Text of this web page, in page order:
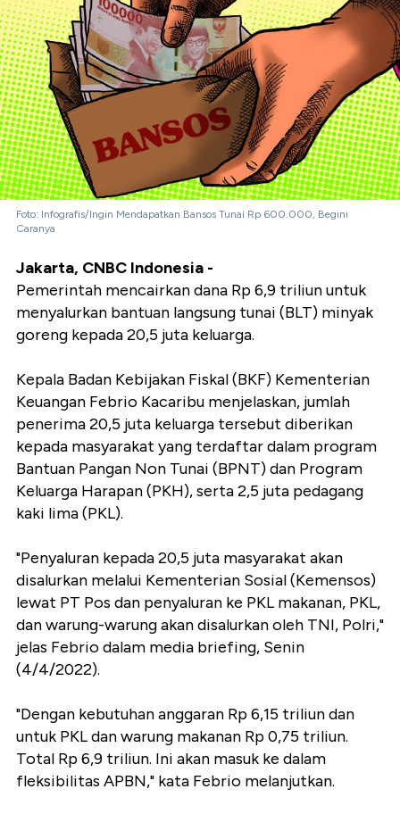
Foto: Infografis/Ingin Mendapatkan Bansos Tunai Rp 600.000, Begini
Caranya
Jakarta, CNBC Indonesia -
Pemerintah mencairkan dana Rp 6,9 triliun untuk
menyalurkan bantuan langsung tunai (BLT) minyak
goreng kepada 20,5 juta keluarga.
Kepala Badan Kebijakan Fiskal (BKF) Kementerian
Keuangan Febrio Kacaribu menjelaskan, jumlah
penerima 20,5 juta keluarga tersebut diberikan
kepada masyarakat yang terdaftar dalam program
Bantuan Pangan Non Tunai (BPNT) dan Program
Keluarga Harapan (PKH), serta 2,5 juta pedagang
kaki lima (PKL).
"Penyaluran kepada 20,5 juta masyarakat akan
disalurkan melalui Kementerian Sosial (Kemensos)
lewat PT Pos dan penyaluran ke PKL makanan, PKL,
dan warung-warung akan disalurkan oleh TNI, Polri,"
jelas Febrio dalam media briefing, Senin
(4/4/2022).
"Dengan kebutuhan anggaran Rp 6,15 triliun dan
untuk PKL dan warung makanan Rp 0,75 triliun.
Total Rp 6,9 triliun. Ini akan masuk ke dalam
fleksibilitas APBN," kata Febrio melanjutkan.